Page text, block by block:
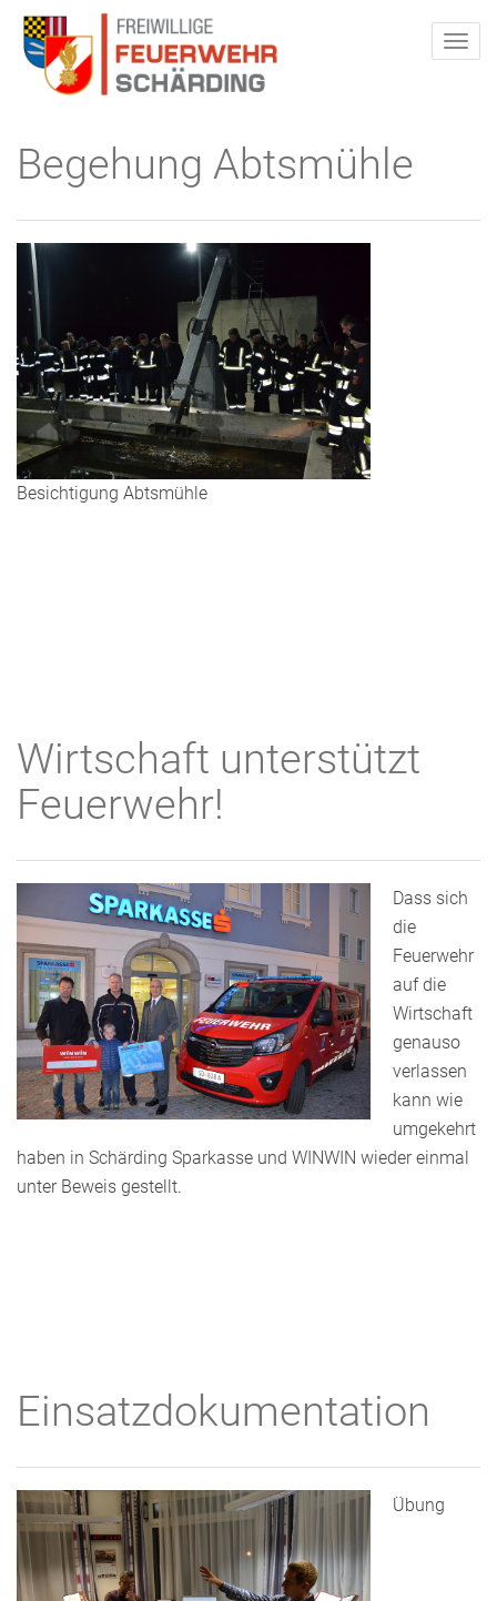
Begehung Abtsmühle
Besichtigung Abtsmühle
Wirtschaft unterstützt
Feuerwehr!
Dass sich
die
Feuerwehr
auf die
Wirtschaft
genauso
verlassen
kann wie
umgekehrt
haben in Schärding Sparkasse und WINWIN wieder einmal
unter Beweis gestellt.
Einsatzdokumentation
Übung